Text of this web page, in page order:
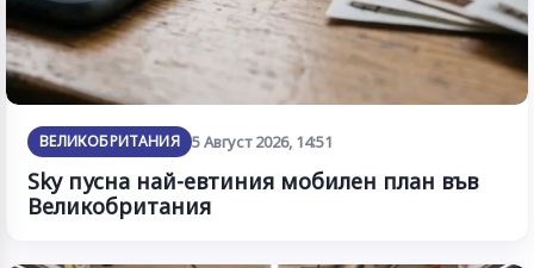
ВЕЛИКОБРИТАНИЯ 5 Август 2026, 14:51
Sky пусна най-евтиния мобилен план във
Великобритания